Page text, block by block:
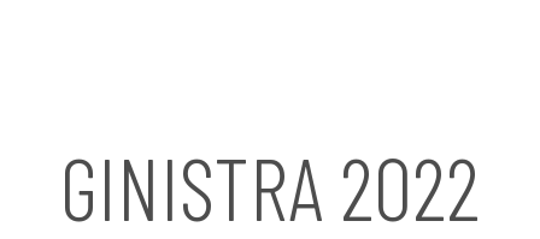
GINISTRA 2022